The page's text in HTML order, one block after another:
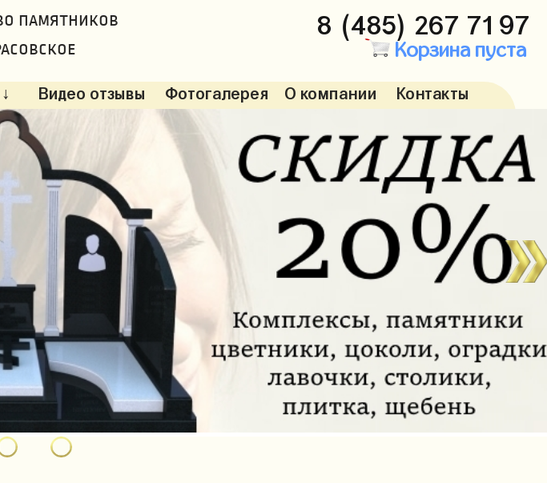
памятников
8 (485) 267 71 97
Корзина пуста
Видео отзывы Фотогалерея О компании Контакты